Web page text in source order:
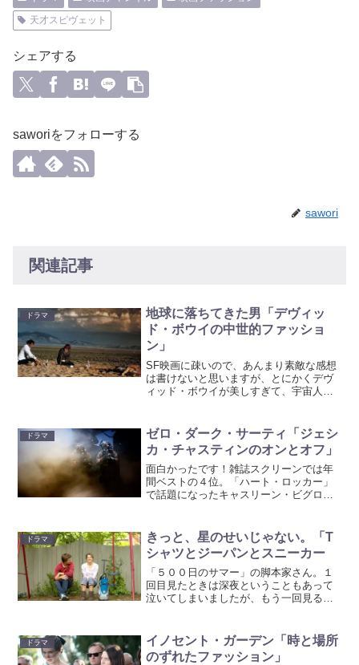
天才スピヴェット
シェアする
saworiをフォローする
sawori
関連記事
ドラマ
地球に落ちてきた男「デヴィッ
ド・ボウイの中世的ファッショ
ン」
SF映画に疎いので、あんまり素敵な感想
は書けないと思いますが、とにかくデヴ
ィッド・ボウイが美しすぎて、宇宙人役
の惑星から水を求めて地球やってきたデ
ヴィッド・ボウイ。焼き...
ドラマ
ゼロ・ダーク・サーティ「ジェシ
カ・チャスティンのオンとオフ」
面白かったです！雑誌スクリーンでは年
間ベストの４位。「ハート・ロッカー」
で話題になったキャスリーン・ビグロー
１１の首謀者とされているアルカイダの
オサマ・ビンラディン暗殺...
ドラマ
きっと、星のせいじゃない。「T
シャツとジーパンとスニーカー
「５００日のサマー」の脚本家さん。１
回目見たときは深夜ということもあって
泣いてしまいましたが、もう一回見ると
トーリーは、末期がん患者同士のラブス
トーリーです。死を覚悟し...
ドラマ
イノセント・ガーデン「時と場所
のずれたファッション」